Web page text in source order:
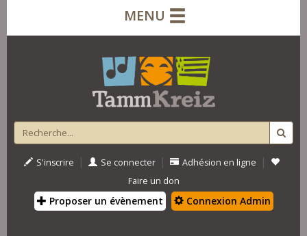
MENU
S'inscrire | Se connecter | Adhésion en ligne |
Faire un don
Proposer un évènement Connexion Admin